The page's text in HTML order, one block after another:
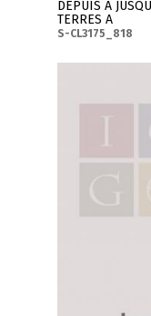
DEPUIS A
TERRES A
S-CL3175_818